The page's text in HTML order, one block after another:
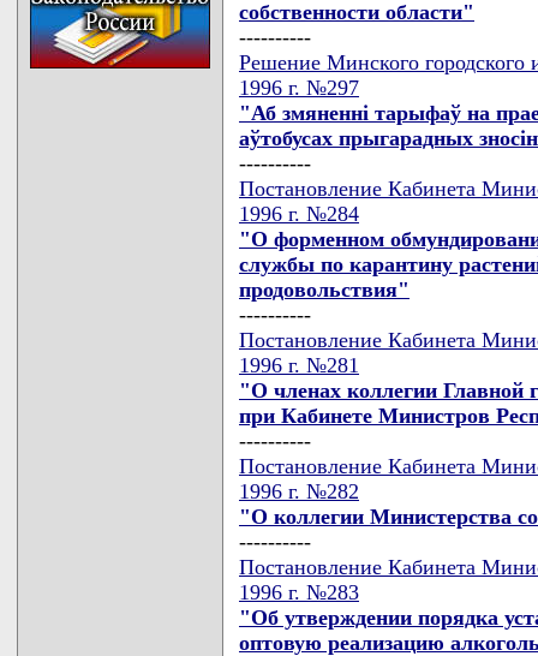
собственности области"
----------
Решение Минского городского
1996 г. №297
"Аб змяненнi тарыфаў на
аўтобусах прыгарадных
----------
Постановление Кабинета
1996 г. №284
"О форменном
службы по карантину
продовольствия"
----------
Постановление Кабинета
1996 г. №281
"О членах коллегии Главной
при Кабинете Министров
----------
Постановление Кабинета
1996 г. №282
"О коллегии Министерства
----------
Постановление Кабинета
1996 г. №283
"Об утверждении порядка
оптовую реализацию